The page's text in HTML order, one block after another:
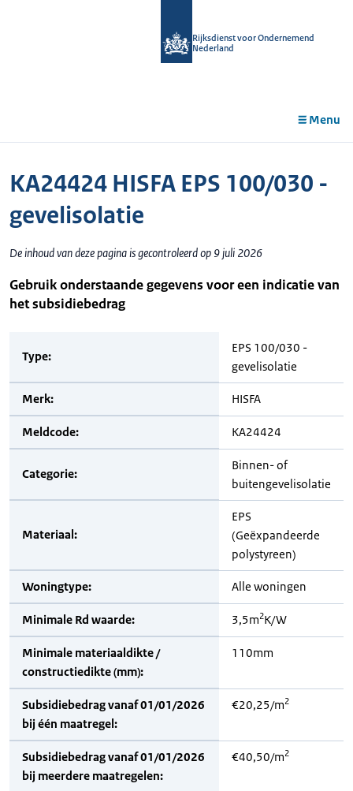
Rijksdienst voor Ondernemend
Nederland
Menu
KA24424 HISFA EPS 100/030 -
gevelisolatie
De inhoud van deze pagina is gecontroleerd op 9 juli 2026
Gebruik onderstaande gegevens voor een indicatie van
het subsidiebedrag
Type:
EPS 100/030 -
gevelisolatie
Merk: HISFA
Meldcode: KA24424
Categorie:
Binnen- of
buitengevelisolatie
Materiaal:
EPS
(Geëxpandeerde
polystyreen)
Woningtype: Alle woningen
Minimale Rd waarde: 3,5m2K/W
Minimale materiaaldikte /
constructiedikte (mm):
110mm
Subsidiebedrag vanaf 01/01/2026
bij één maatregel:
€20,25/m2
Subsidiebedrag vanaf 01/01/2026
bij meerdere maatregelen:
€40,50/m2